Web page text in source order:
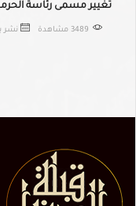
تغيير مسمى رئاسة
3489 مشاهدة نشر